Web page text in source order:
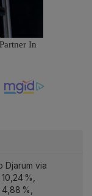
Djarum via
%,
4,88 %,